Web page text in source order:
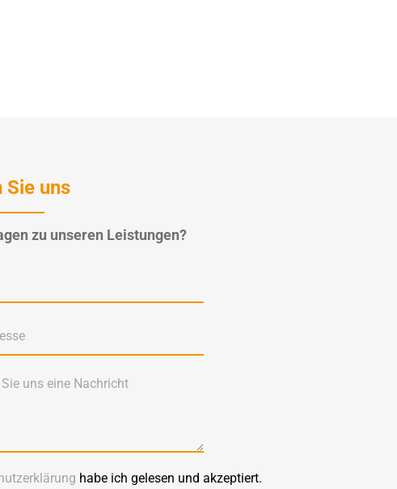
Sie uns
zu unseren Leistungen?
habe ich gelesen und akzeptiert.